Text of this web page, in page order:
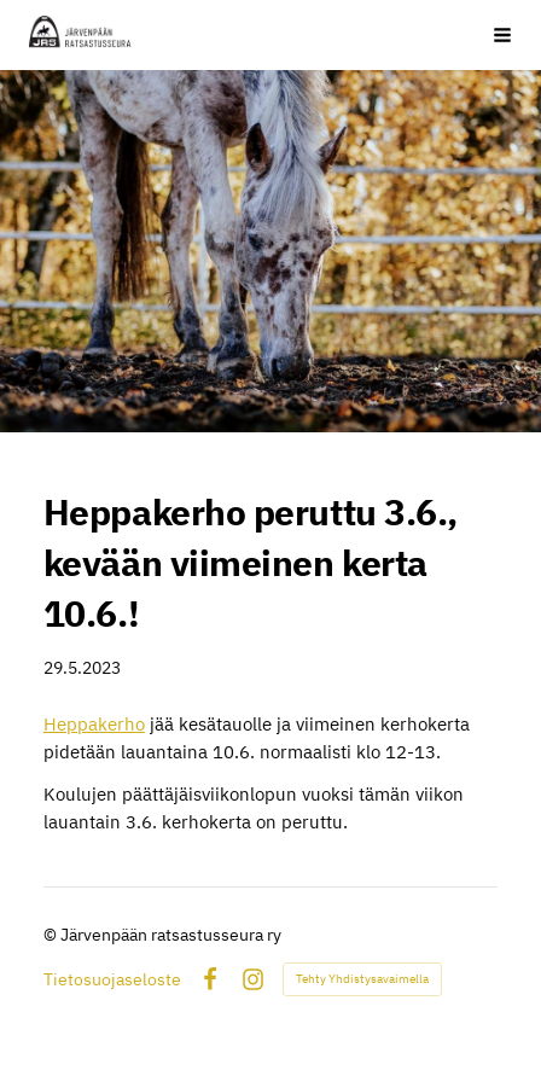
Siirry
sivun
sisältöön
JRS ry
Heppakerho peruttu 3.6.,
kevään viimeinen kerta
10.6.!
29.5.2023
Heppakerhojää kesätauolle ja viimeinen kerhokerta
pidetään lauantaina 10.6. normaalisti klo 12-13.
Koulujen päättäjäisviikonlopun vuoksi tämän viikon
lauantain 3.6. kerhokerta on peruttu.
© Järvenpään ratsastusseura ry
Tietosuojaseloste
Instagram
Tehty Yhdistysavaimella